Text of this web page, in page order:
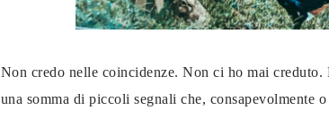
Non credo nelle coincidenze. Non ci ho mai creduto.
una somma di piccoli segnali che, consapevolmente